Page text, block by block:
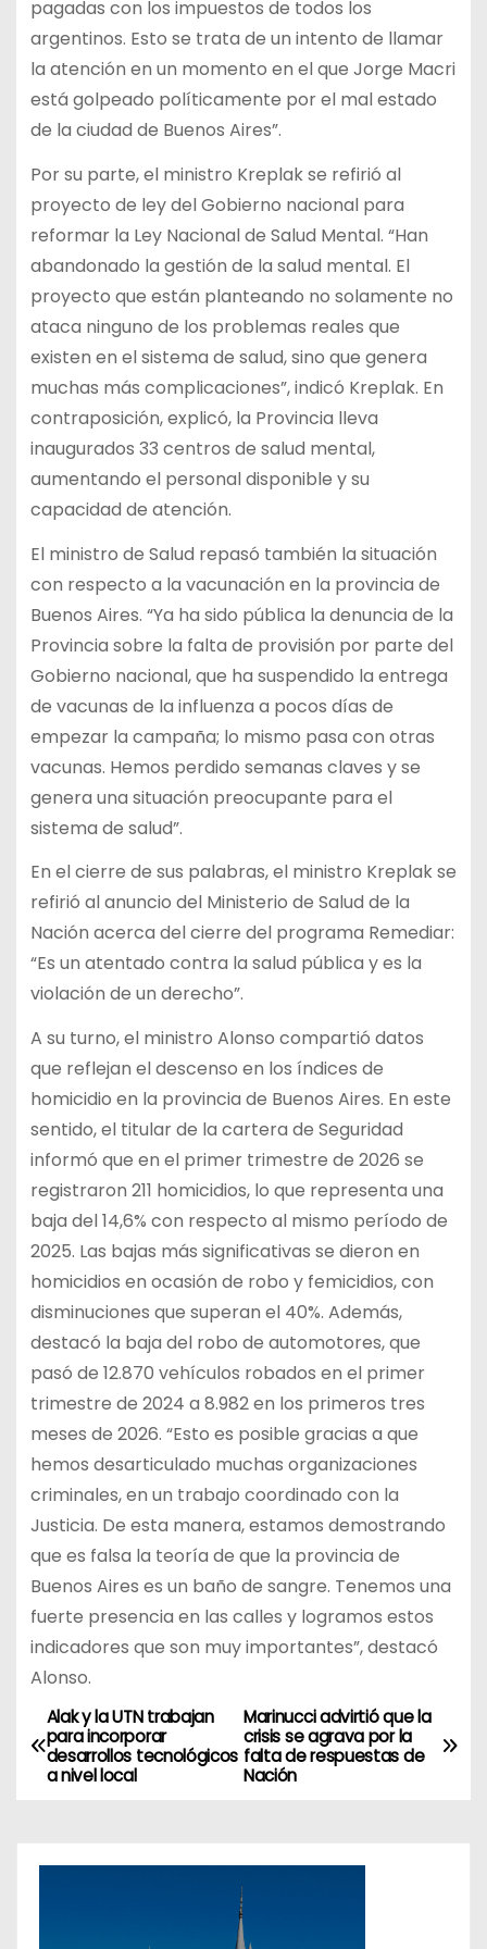
pagadas con los impuestos de todos los
argentinos. Esto se trata de un intento de llamar
la atención en un momento en el que Jorge Macri
está golpeado políticamente por el mal estado
de la ciudad de Buenos Aires”.
Por su parte, el ministro Kreplak se refirió al
proyecto de ley del Gobierno nacional para
reformar la Ley Nacional de Salud Mental. “Han
abandonado la gestión de la salud mental. El
proyecto que están planteando no solamente no
ataca ninguno de los problemas reales que
existen en el sistema de salud, sino que genera
muchas más complicaciones”, indicó Kreplak. En
contraposición, explicó, la Provincia lleva
inaugurados 33 centros de salud mental,
aumentando el personal disponible y su
capacidad de atención.
El ministro de Salud repasó también la situación
con respecto a la vacunación en la provincia de
Buenos Aires. “Ya ha sido pública la denuncia de la
Provincia sobre la falta de provisión por parte del
Gobierno nacional, que ha suspendido la entrega
de vacunas de la influenza a pocos días de
empezar la campaña; lo mismo pasa con otras
vacunas. Hemos perdido semanas claves y se
genera una situación preocupante para el
sistema de salud”.
En el cierre de sus palabras, el ministro Kreplak se
refirió al anuncio del Ministerio de Salud de la
Nación acerca del cierre del programa Remediar:
“Es un atentado contra la salud pública y es la
violación de un derecho”.
A su turno, el ministro Alonso compartió datos
que reflejan el descenso en los índices de
homicidio en la provincia de Buenos Aires. En este
sentido, el titular de la cartera de Seguridad
informó que en el primer trimestre de 2026 se
registraron 211 homicidios, lo que representa una
baja del 14,6% con respecto al mismo período de
2025. Las bajas más significativas se dieron en
homicidios en ocasión de robo y femicidios, con
disminuciones que superan el 40%. Además,
destacó la baja del robo de automotores, que
pasó de 12.870 vehículos robados en el primer
trimestre de 2024 a 8.982 en los primeros tres
meses de 2026. “Esto es posible gracias a que
hemos desarticulado muchas organizaciones
criminales, en un trabajo coordinado con la
Justicia. De esta manera, estamos demostrando
que es falsa la teoría de que la provincia de
Buenos Aires es un baño de sangre. Tenemos una
fuerte presencia en las calles y logramos estos
indicadores que son muy importantes”, destacó
Alonso.
N
a
e
Marinucci advirtió que la
crisis se agrava por la
falta de respuestas de
Nación
Alak y la UTN trabajan
para incorporar
desarrollos tecnológicos
a nivel local